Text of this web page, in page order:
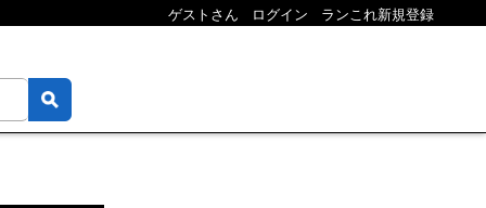
ゲストさん ログイン ランこれ新規登録